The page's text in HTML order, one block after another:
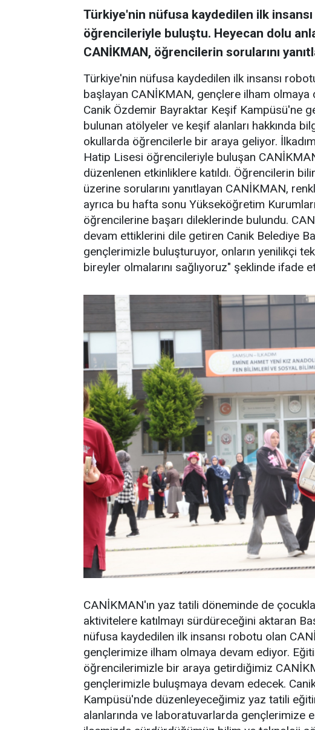
Türkiye'nin nüfusa kaydedilen ilk
öğrencileriyle buluştu. Heyecan dolu
CANİKMAN, öğrencilerin sorularını
Türkiye'nin nüfusa kaydedilen ilk insansı
başlayan CANİKMAN, gençlere ilham olmaya
Canik Özdemir Bayraktar Keşif Kampüsü'ne
bulunan atölyeler ve keşif alanları hakkında
okullarda öğrencilerle bir araya geliyor.
Hatip Lisesi öğrencileriyle buluşan
düzenlenen etkinliklere katıldı. Öğrencilerin
üzerine sorularını yanıtlayan CANİKMAN,
ayrıca bu hafta sonu Yükseköğretim
öğrencilerine başarı dileklerinde bulundu.
devam ettiklerini dile getiren Canik Belediye
gençlerimizle buluşturuyor, onların yenilikçi
bireyler olmalarını sağlıyoruz" şeklinde ifade
CANİKMAN'ın yaz tatili döneminde de
aktivitelere katılmayı sürdüreceğini aktaran
nüfusa kaydedilen ilk insansı robotu olan
gençlerimize ilham olmaya devam ediyor.
öğrencilerimizle bir araya getirdiğimiz
gençlerimizle buluşmaya devam edecek.
Kampüsü'nde düzenleyeceğimiz yaz tatili
alanlarında ve laboratuvarlarda gençlerimize